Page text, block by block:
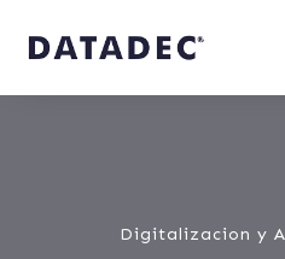
Digitalizacion y